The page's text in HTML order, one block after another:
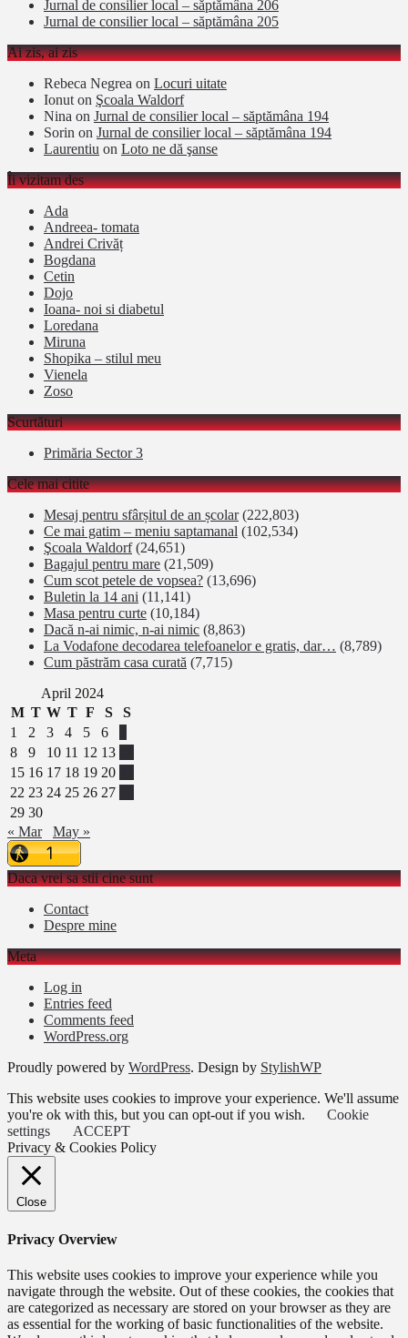
Jurnal de consilier local – săptămâna 206
Jurnal de consilier local – săptămâna 205
Ai zis, ai zis
Rebeca Negrea on Locuri uitate
Ionuton Şcoala Waldorf
Nina on Jurnal de consilier local – săptămâna 194
Sorin on Jurnal de consilier local – săptămâna 194
Laurentiu on Loto ne dă şanse
Îi vizitam des
Ada
Andreea- tomata
Andrei Crivăț
Bogdana
Cetin
Dojo
Ioana- noi si diabetul
Loredana
Miruna
Shopika – stilul meu
Vienela
Zoso
Scurtături
Primăria Sector 3
Cele mai citite
Mesaj pentru sfârșitul de an școlar (222,803)
Ce mai gatim – meniu saptamanal (102,534)
Şcoala Waldorf (24,651)
Bagajul pentru mare (21,509)
Cum scot petele de vopsea? (13,696)
Buletin la 14 ani (11,141)
Masa pentru curte (10,184)
Dacă n-ai nimic, n-ai nimic (8,863)
La Vodafone decodarea telefoanelor e gratis, dar… (8,789)
Cum păstrăm casa curată (7,715)
April 2024
M T W T F S
S
1
2 3 4 5 6
8
9 10 11 12 13
15 16 17 18 19 20
22 23 24 25 26 27
29 30
« Mar
May »
Daca vrei sa stii cine sunt
Contact
Despre mine
Meta
Log in
Entries feed
Comments feed
WordPress.org
Proudly powered by WordPress. Design by StylishWP
This website uses cookies to improve your experience. We'll assume
you're ok with this, but you can opt-out if you wish.
Cookie
settings
ACCEPT
Privacy & Cookies Policy
Close
Privacy Overview
This website uses cookies to improve your experience while you
navigate through the website. Out of these cookies, the cookies that
are categorized as necessary are stored on your browser as they are
as essential for the working of basic functionalities of the website.